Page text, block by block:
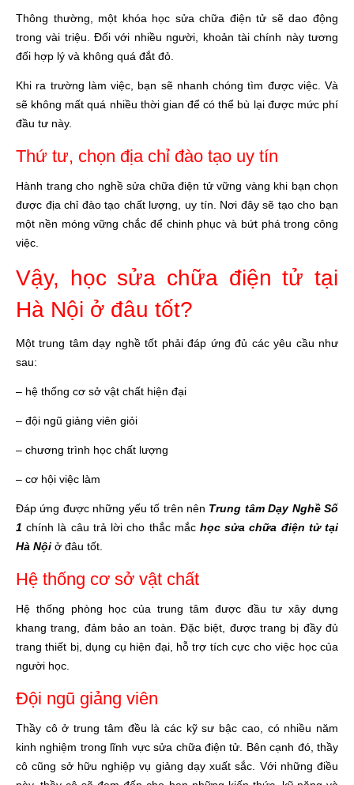
Thông thường, một khóa học sửa chữa điện tử sẽ dao động
trong vài triệu. Đối với nhiều người, khoản tài chính này tương
đối hợp lý và không quá đắt đỏ.
Khi ra trường làm việc, bạn sẽ nhanh chóng tìm được việc. Và
sẽ không mất quá nhiều thời gian để có thể bù lại được mức phí
đầu tư này.
Thứ tư, chọn địa chỉ đào tạo uy tín
Hành trang cho nghề sửa chữa điện tử vững vàng khi bạn chọn
được địa chỉ đào tạo chất lượng, uy tín. Nơi đây sẽ tạo cho bạn
một nền móng vững chắc để chinh phục và bứt phá trong công
việc.
Vậy, học sửa chữa điện tử tại
Hà Nội ở đâu tốt?
Một trung tâm dạy nghề tốt phải đáp ứng đủ các yêu cầu như
sau:
– hệ thống cơ sở vật chất hiện đại
– đội ngũ giảng viên giỏi
– chương trình học chất lượng
– cơ hội việc làm
Đáp ứng được những yếu tố trên nên Trung tâm Dạy Nghề Số
1 chính là câu trả lời cho thắc mắc học sửa chữa điện tử tại
Hà Nội ở đâu tốt.
Hệ thống cơ sở vật chất
Hệ thống phòng học của trung tâm được đầu tư xây dựng
khang trang, đảm bảo an toàn. Đặc biệt, được trang bị đầy đủ
trang thiết bị, dụng cụ hiện đại, hỗ trợ tích cực cho việc học của
người học.
Đội ngũ giảng viên
Thầy cô ở trung tâm đều là các kỹ sư bậc cao, có nhiều năm
kinh nghiệm trong lĩnh vực sửa chữa điện tử. Bên cạnh đó, thầy
cô cũng sở hữu nghiệp vụ giảng dạy xuất sắc. Với những điều